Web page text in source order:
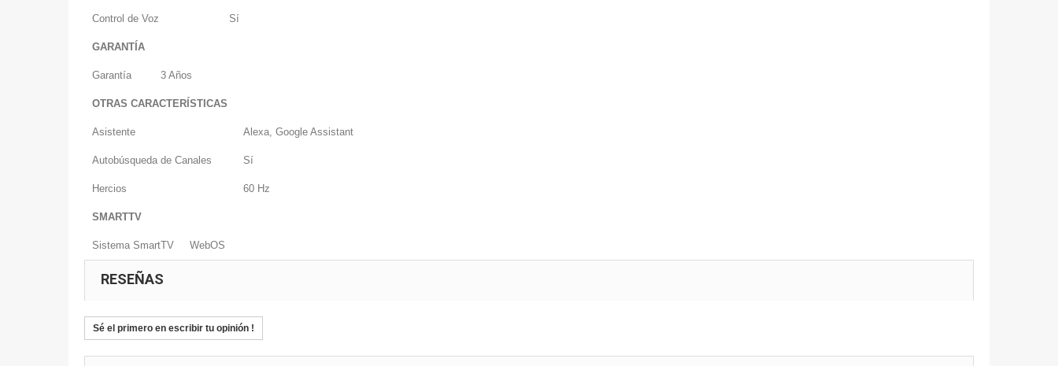
Control de Voz Sí
GARANTÍA
Garantía 3 Años
OTRAS CARACTERÍSTICAS
Asistente Alexa, Google Assistant
Autobúsqueda de Canales Sí
Hercios 60 Hz
SMARTTV
Sistema SmartTV WebOS
RESEÑAS
Sé el primero en escribir tu opinión !